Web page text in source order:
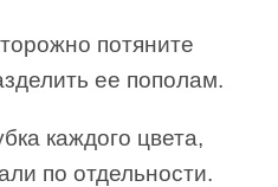
потяните
ее пополам.
каждого цвета,
по отдельности.